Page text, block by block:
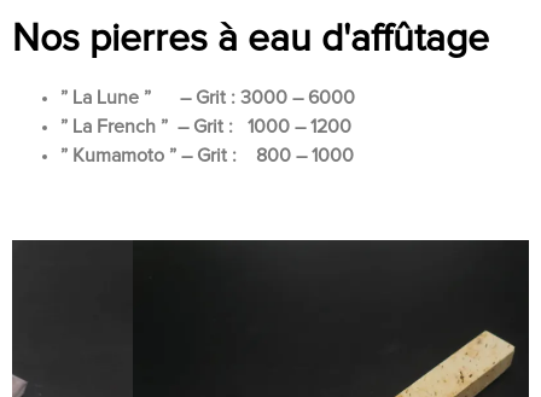
Nos pierres à eau d'affûtage
” La Lune ” – Grit : 3000 – 6000
” La French ” – Grit : 1000 – 1200
” Kumamoto ” – Grit : 800 – 1000